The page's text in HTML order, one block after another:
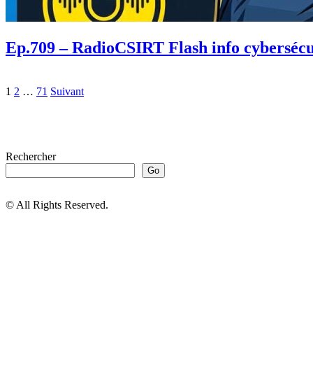
Ep.709 – RadioCSIRT Flash info
1 2 … 71 Suivant
Rechercher
Go
© All Rights Reserved.